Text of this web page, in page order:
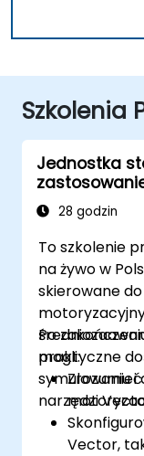
Szkolenia
Jednostka
28 godzin
To szkolenie
na żywo w
skierowane
praktyczne
symulowaniu i
narzędzi
Po
mogli:
Vector,